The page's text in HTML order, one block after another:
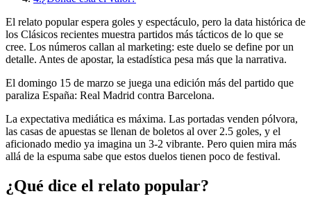
El relato popular espera goles y espectáculo, pero la data histórica de
los Clásicos recientes muestra partidos más tácticos de lo que se
cree. Los números callan al marketing: este duelo se define por un
detalle. Antes de apostar, la estadística pesa más que la narrativa.
El domingo 15 de marzo se juega una edición más del partido que
paraliza España: Real Madrid contra Barcelona.
La expectativa mediática es máxima. Las portadas venden pólvora,
las casas de apuestas se llenan de boletos al over 2.5 goles, y el
aficionado medio ya imagina un 3-2 vibrante. Pero quien mira más
allá de la espuma sabe que estos duelos tienen poco de festival.
¿Qué dice el relato popular?